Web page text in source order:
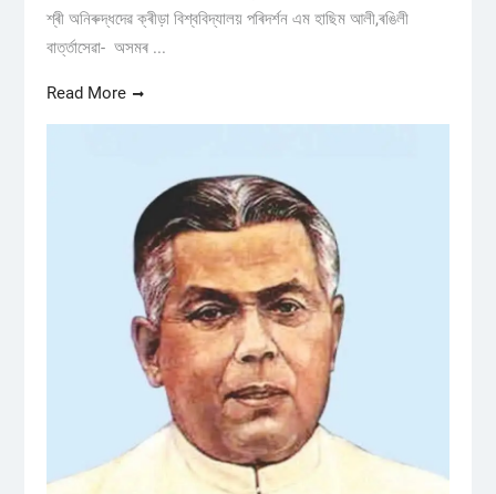
শ্ৰী অনিৰুদ্ধদেৱ ক্ৰীড়া বিশ্ববিদ্যালয় পৰিদৰ্শন এম হাছিম আলী,ৰঙিলী
বাৰ্ত্তাসেৱা- অসমৰ ...
Read More